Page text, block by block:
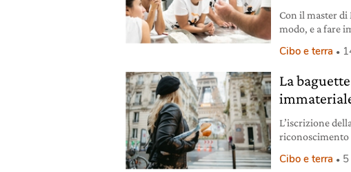
Con il master di
modo, e a fare
Cibo e terra
La
L’iscrizione
riconoscimento
Cibo e terra